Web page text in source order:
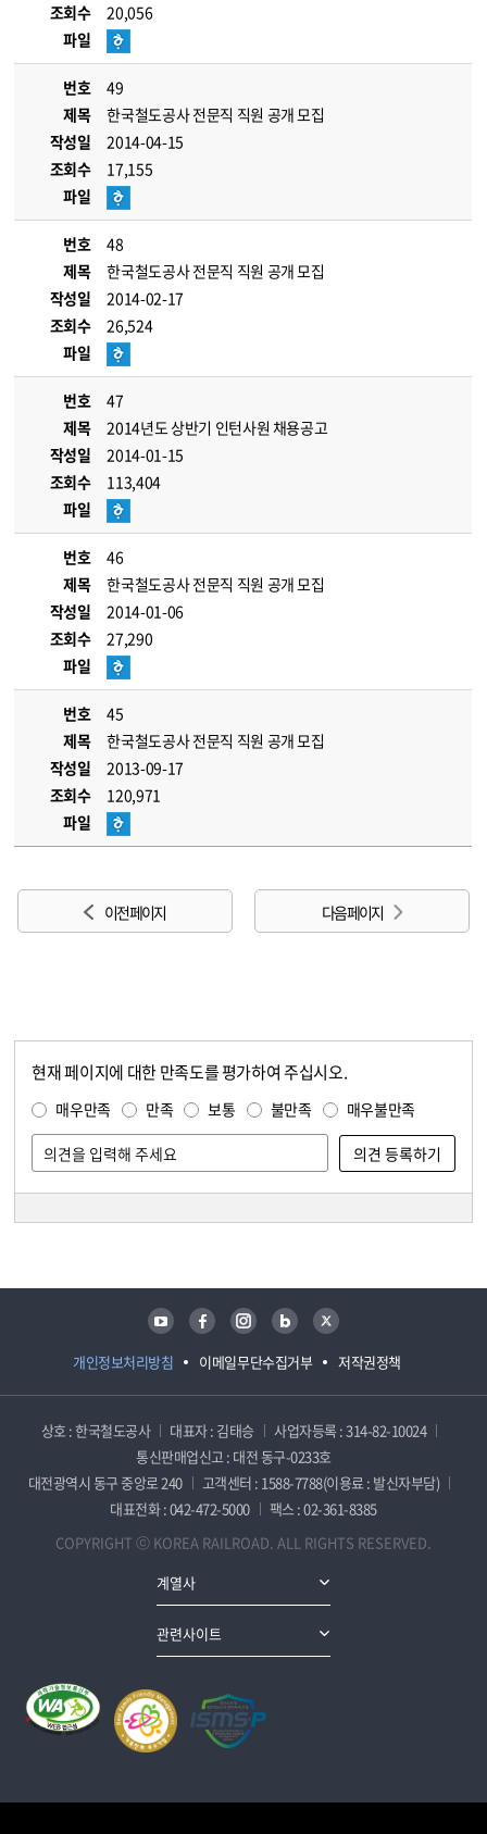
조회수
20,056
파일
번호
49
제목
한국철도공사 전문직 직원 공개 모집
작성일
2014-04-15
조회수
17,155
파일
번호
48
제목
한국철도공사 전문직 직원 공개 모집
작성일
2014-02-17
조회수
26,524
파일
번호
47
제목
2014년도 상반기 인턴사원 채용공고
작성일
2014-01-15
조회수
113,404
파일
번호
46
제목
한국철도공사 전문직 직원 공개 모집
작성일
2014-01-06
조회수
27,290
파일
번호
45
제목
한국철도공사 전문직 직원 공개 모집
작성일
2013-09-17
조회수
120,971
파일
이전 페이지 다음 페이지
현재 페이지에 대한 만족도를 평가하여 주십시오.
매우만족 만족 보통 불만족 매우불만족
개인정보처리방침 이메일무단수집거부 저작권정책
유튜브 페이스북 인스타그램 블로그 트위터
상호 : 한국철도공사 대표자 : 김태승
사업자등록 : 314-82-10024
통신판매업신고 : 대전 동구-0233호
대전광역시 동구 중앙로 240
고객센터 : 1588-7788(이용료 : 발신자부담)
대표전화 : 042-472-5000
팩스 : 02-361-8385
COPYRIGHT ⓒ KOREA RAILROAD. ALL RIGHTS RESERVED.
계열사
관련사이트